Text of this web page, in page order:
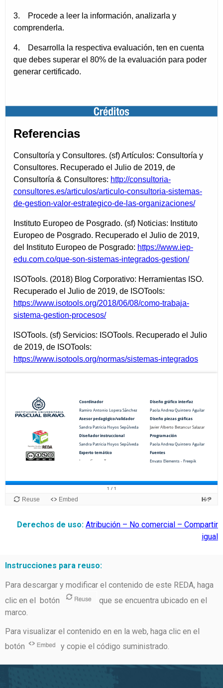
Derechos de uso: Atribución – No comercial – Compartir
igual
Instrucciones para reuso:
Para descargar y modificar el contenido de este REDA, haga
clic en el botón
que se encuentra ubicado en el
marco.
Para visualizar el contenido en en la web, haga clic en el
botón
y copie el código suministrado.